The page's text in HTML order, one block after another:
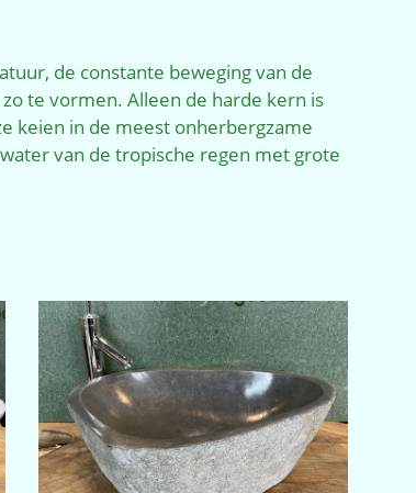
de constante beweging van de
te vormen. Alleen de harde kern is
keien in de meest onherbergzame
van de tropische regen met grote